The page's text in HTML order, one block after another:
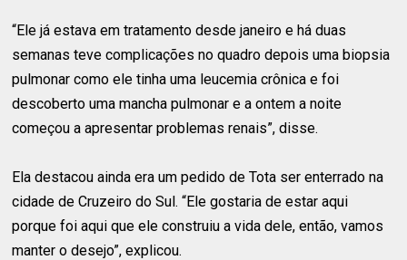
“Ele já estava em tratamento desde janeiro e há duas
semanas teve complicações no quadro depois uma biopsia
pulmonar como ele tinha uma leucemia crônica e foi
descoberto uma mancha pulmonar e a ontem a noite
começou a apresentar problemas renais”, disse.
Ela destacou ainda era um pedido de Tota ser enterrado na
cidade de Cruzeiro do Sul. “Ele gostaria de estar aqui
porque foi aqui que ele construiu a vida dele, então, vamos
manter o desejo”, explicou.